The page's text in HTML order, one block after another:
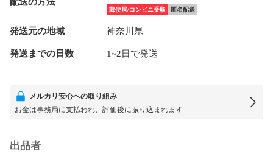
郵便局/コンビニ受取 匿名配送
発送元の地域 神奈川県
発送までの日数 1~2日で発送
メルカリ安心への取り組み
お金は事務局に支払われ、評価後に振り込まれます
出品者